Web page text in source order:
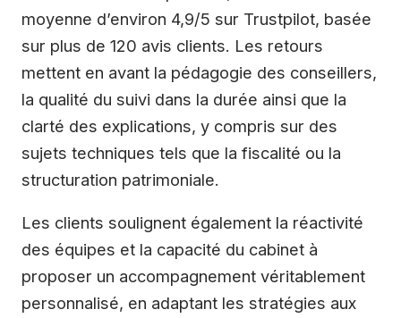
moyenne d’environ 4,9/5 sur Trustpilot, basée
sur plus de 120 avis clients. Les retours
mettent en avant la pédagogie des conseillers,
la qualité du suivi dans la durée ainsi que la
clarté des explications, y compris sur des
sujets techniques tels que la fiscalité ou la
structuration patrimoniale.
Les clients soulignent également la réactivité
des équipes et la capacité du cabinet à
proposer un accompagnement véritablement
personnalisé, en adaptant les stratégies aux